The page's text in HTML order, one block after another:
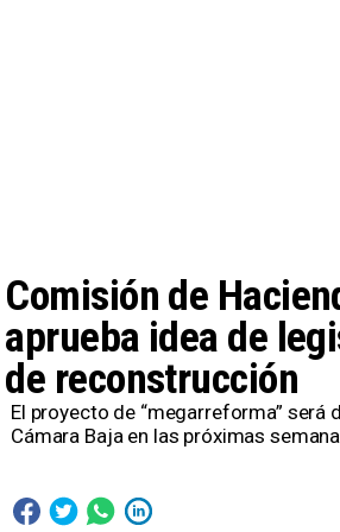
Comisión de
aprueba idea de
de reconstrucción
El proyecto de “megarreforma” será
Cámara Baja en las próximas